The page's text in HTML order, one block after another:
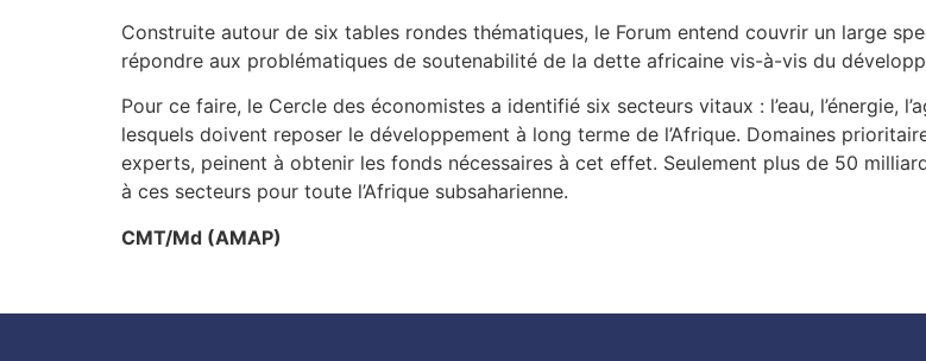
Construite autour de six tables rondes thématiques, le Forum entend couvrir un large
répondre aux problématiques de soutenabilité de la dette africaine vis-à-vis du
Pour ce faire, le Cercle des économistes a identifié six secteurs vitaux : l’eau, l’énergie,
lesquels doivent reposer le développement à long terme de l’Afrique. Domaines
experts, peinent à obtenir les fonds nécessaires à cet effet. Seulement plus de 50
à ces secteurs pour toute l’Afrique subsaharienne.
CMT/Md (AMAP)